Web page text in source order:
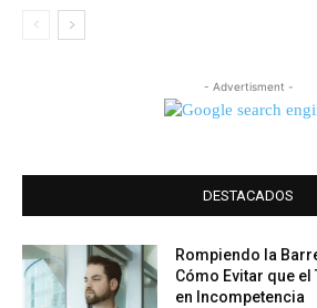
- Advertisment -
DESTACADOS
Rompiendo la
Cómo Evitar que el
en Incompetencia